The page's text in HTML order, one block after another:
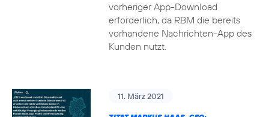
vorheriger App-Download
erforderlich, da RBM die bereits
vorhandene Nachrichten-App des
Kunden nutzt.
11. März 2021